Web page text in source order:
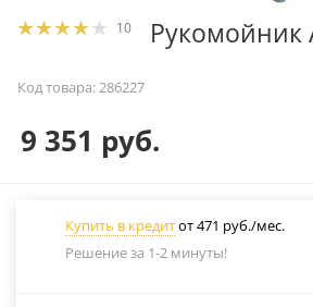
10 Рукомойник
Код товара:286227
9 351 руб.
Купить в кредитот 471 руб./мес.
Решение за 1-2 минуты!